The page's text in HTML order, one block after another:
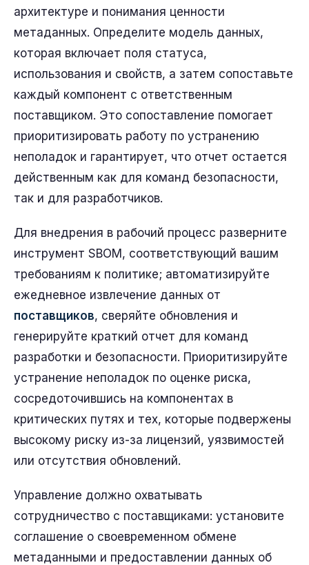
архитектуре и понимания ценности
метаданных. Определите модель данных,
которая включает поля статуса,
использования и свойств, а затем сопоставьте
каждый компонент с ответственным
поставщиком. Это сопоставление помогает
приоритизировать работу по устранению
неполадок и гарантирует, что отчет остается
действенным как для команд безопасности,
так и для разработчиков.
Для внедрения в рабочий процесс разверните
инструмент SBOM, соответствующий вашим
требованиям к политике; автоматизируйте
ежедневное извлечение данных от
поставщиков, сверяйте обновления и
генерируйте краткий отчет для команд
разработки и безопасности. Приоритизируйте
устранение неполадок по оценке риска,
сосредоточившись на компонентах в
критических путях и тех, которые подвержены
высокому риску из-за лицензий, уязвимостей
или отсутствия обновлений.
Управление должно охватывать
сотрудничество с поставщиками: установите
соглашение о своевременном обмене
метаданными и предоставлении данных об